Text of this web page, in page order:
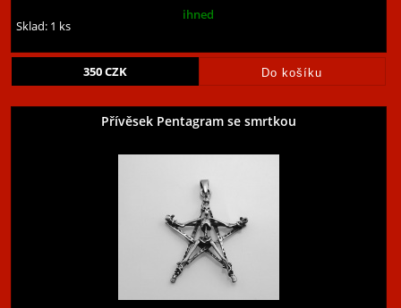
ihned
Sklad: 1 ks
350CZK
Přívěsek Pentagram se smrtkou